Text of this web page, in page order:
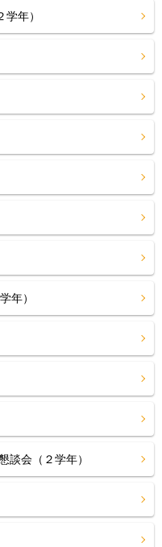
年）
年）
会（２学年）